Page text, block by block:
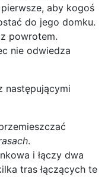
aby kogoś
do jego domku.
powrotem.
nie odwiedza
następującymi
.
i łączy dwa
tras łączących te